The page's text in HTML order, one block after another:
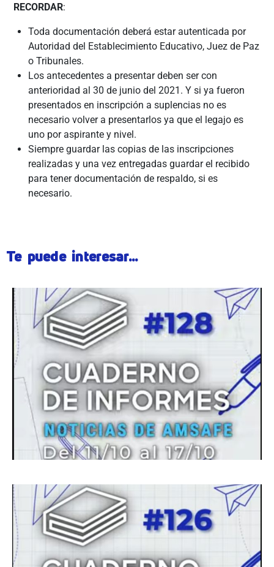
RECORDAR:
Toda documentación deberá estar autenticada por
Autoridad del Establecimiento Educativo, Juez de Paz
o Tribunales.
Los antecedentes a presentar deben ser con
anterioridad al 30 de junio del 2021. Y si ya fueron
presentados en inscripción a suplencias no es
necesario volver a presentarlos ya que el legajo es
uno por aspirante y nivel.
Siempre guardar las copias de las inscripciones
realizadas y una vez entregadas guardar el recibido
para tener documentación de respaldo, si es
necesario.
Te puede interesar...